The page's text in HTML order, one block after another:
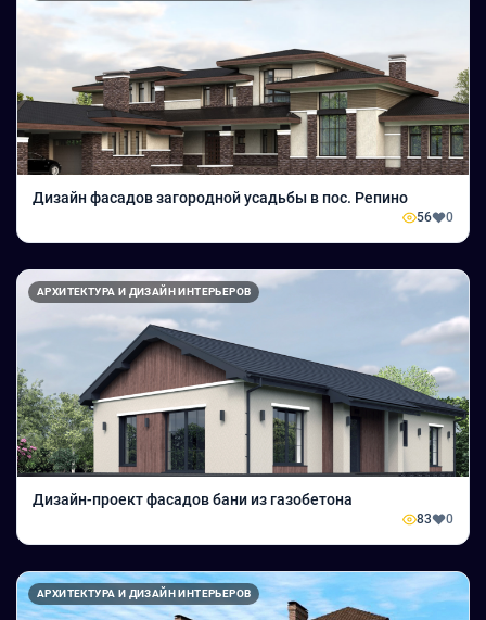
Дизайн фасадов загородной усадьбы в пос. Репино
56 0
АРХИТЕКТУРА И ДИЗАЙН ИНТЕРЬЕРОВ
Дизайн-проект фасадов бани из газобетона
83 0
АРХИТЕКТУРА И ДИЗАЙН ИНТЕРЬЕРОВ